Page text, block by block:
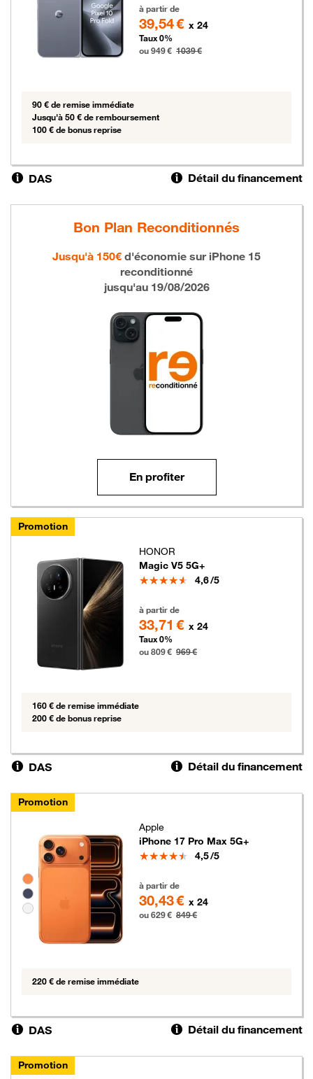
à partir de
39,54 € x 24
Taux 0%
ou 949 € 1039 €
90 € de remise immédiate
Jusqu'à 50 € de remboursement
100 € de bonus reprise
DAS Détail du financement
Bon Plan Reconditionnés
Jusqu'à 150€ d'économie sur iPhone 15
reconditionné
jusqu'au 19/08/2026
En profiter
Promotion
HONOR
Magic V5 5G+
Note
4,6/5
à partir de
33,71 € x 24
Taux 0%
ou 809 € 969 €
160 € de remise immédiate
200 € de bonus reprise
DAS Détail du financement
Promotion
Groupe de couleurs disponibles non sélectionnables
Apple
iPhone 17 Pro Max 5G+
Note
4,5/5
à partir de
30,43 € x 24
ou 629 € 849 €
220 € de remise immédiate
DAS Détail du financement
Promotion